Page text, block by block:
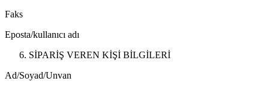
Faks
Eposta/kullanıcı adı
SİPARİŞ VEREN KİŞİ BİLGİLERİ
Ad/Soyad/Unvan